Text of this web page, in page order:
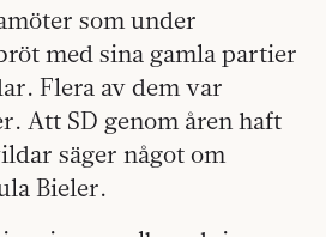
som under
med sina gamla partier
Flera av dem var
Att SD genom åren haft
säger något om
Bieler.